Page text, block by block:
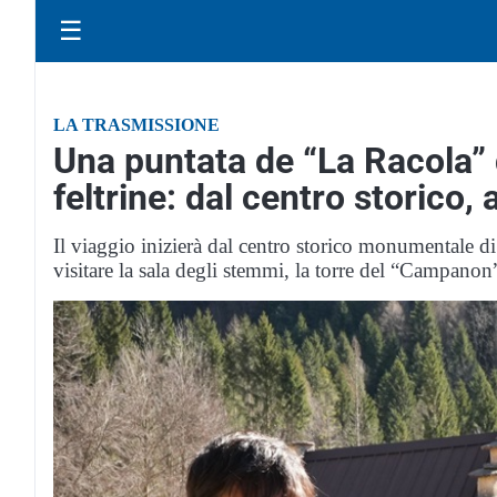
☰
LA TRASMISSIONE
Una puntata de “La
feltrine: dal centro storico,
Il viaggio inizierà dal centro storico monumentale
visitare la sala degli stemmi, la torre del